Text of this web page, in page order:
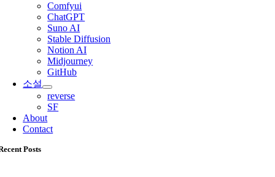
Comfyui
ChatGPT
Suno AI
Stable Diffusion
Notion AI
Midjourney
GitHub
소설
reverse
SF
About
Contact
Posts